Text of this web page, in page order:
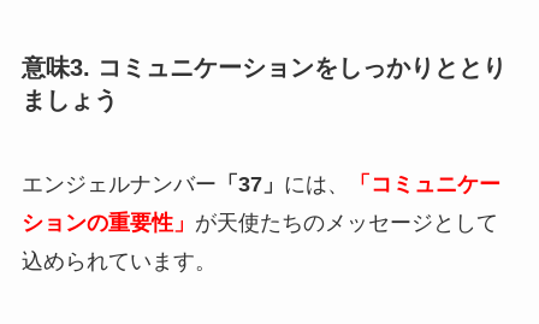
意味3. コミュニケーションをしっかりととり
ましょう
エンジェルナンバー 「37」 には、
「コミュニケー
ションの重要性」 が天使たちのメッセージとして
込められています。